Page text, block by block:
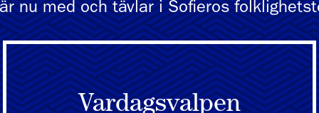
nu med och tävlar i Sofieros
Vardagsvalpen